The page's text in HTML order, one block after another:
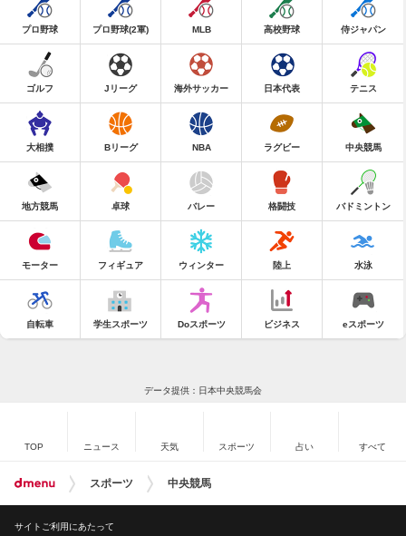
プロ野球 プロ野球(2軍) MLB 高校野球 侍ジャパン
ゴルフ Jリーグ 海外サッカー 日本代表 テニス
大相撲 Bリーグ NBA ラグビー 中央競馬
地方競馬 卓球 バレー 格闘技 バドミントン
モーター フィギュア ウィンター 陸上 水泳
自転車 学生スポーツ Doスポーツ ビジネス eスポーツ
データ提供：日本中央競馬会
TOP ニュース 天気 スポーツ 占い すべて
スポーツ 中央競馬
サイトご利用にあたって